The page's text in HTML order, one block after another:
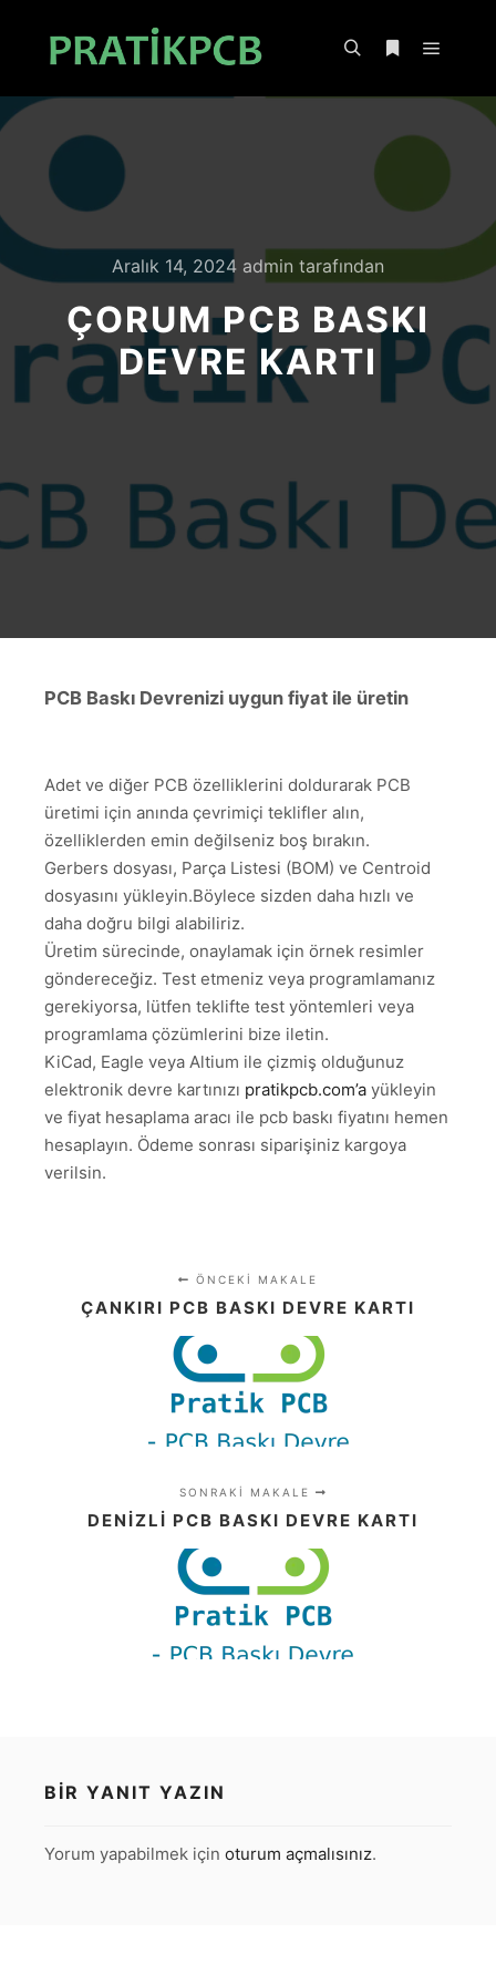
Aralık 14, 2024 admin tarafından
ÇORUM PCB BASKI
DEVRE KARTI
PCB Baskı Devrenizi uygun fiyat ile üretin
Adet ve diğer PCB özelliklerini doldurarak PCB
üretimi için anında çevrimiçi teklifler alın,
özelliklerden emin değilseniz boş bırakın.
Gerbers dosyası, Parça Listesi (BOM) ve Centroid
dosyasını yükleyin.Böylece sizden daha hızlı ve
daha doğru bilgi alabiliriz.
Üretim sürecinde, onaylamak için örnek resimler
göndereceğiz. Test etmeniz veya programlamanız
gerekiyorsa, lütfen teklifte test yöntemleri veya
programlama çözümlerini bize iletin.
KiCad, Eagle veya Altium ile çizmiş olduğunuz
elektronik devre kartınızı pratikpcb.com’a yükleyin
ve fiyat hesaplama aracı ile pcb baskı fiyatını hemen
hesaplayın. Ödeme sonrası siparişiniz kargoya
verilsin.
ÖNCEKI MAKALE
ÇANKIRI PCB BASKI DEVRE KARTI
SONRAKI MAKALE
DENIZLI PCB BASKI DEVRE KARTI
BIR YANIT YAZIN
Yorum yapabilmek için oturum açmalısınız.